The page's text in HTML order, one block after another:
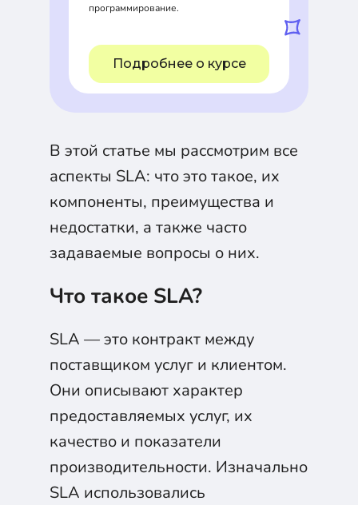
программирование.
Подробнее о курсе
В этой статье мы рассмотрим все
аспекты SLA: что это такое, их
компоненты, преимущества и
недостатки, а также часто
задаваемые вопросы о них.
Что такое SLA?
SLA — это контракт между
поставщиком услуг и клиентом.
Они описывают характер
предоставляемых услуг, их
качество и показатели
производительности. Изначально
SLA использовались